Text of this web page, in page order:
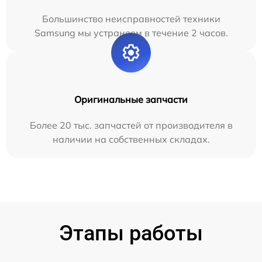
Большинство неисправностей техники
Samsung мы устраняем в течение 2 часов.
Оригинальные запчасти
Более 20 тыс. запчастей от производителя в
наличии на собственных складах.
Этапы работы